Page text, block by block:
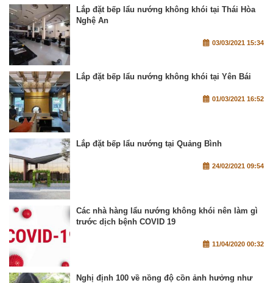
Lắp đặt bếp lẩu nướng không khói tại Thái Hòa
Nghệ An
03/03/2021 15:34
Lắp đặt bếp lẩu nướng không khói tại Yên Bái
01/03/2021 16:52
Lắp đặt bếp lẩu nướng tại Quảng Bình
24/02/2021 09:54
Các nhà hàng lẩu nướng không khói nên làm gì
trước dịch bệnh COVID 19
11/04/2020 00:32
Nghị định 100 về nồng độ cồn ảnh hưởng như